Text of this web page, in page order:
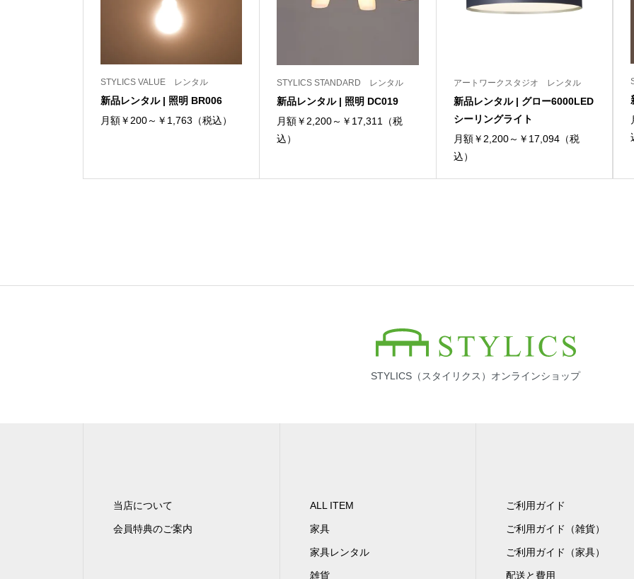
STYLICS VALUE レンタル
新品レンタル | 照明 BR006
月額￥200～￥1,763（税込）
STYLICS STANDARD レンタル
新品レンタル | 照明 DC019
月額￥2,200～￥17,311（税
込）
アートワークスタジオ レンタル
新品レンタル | グロー6000LED
シーリングライト
月額￥2,200～￥17,094（税
込）
STYLICS（スタイリクス）オンラインショップ
当店について
会員特典のご案内
ALL ITEM
家具
家具レンタル
雑貨
ご利用ガイド
ご利用ガイド（雑貨）
ご利用ガイド（家具）
配送と費用